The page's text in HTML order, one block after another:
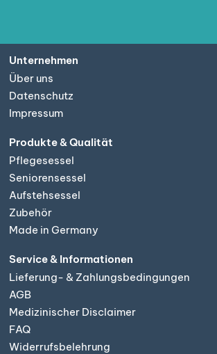
Unternehmen
Über uns
Datenschutz
Impressum
Produkte & Qualität
Pflegesessel
Seniorensessel
Aufstehsessel
Zubehör
Made in Germany
Service & Informationen
Lieferung- & Zahlungsbedingungen
AGB
Medizinischer Disclaimer
FAQ
Widerrufsbelehrung